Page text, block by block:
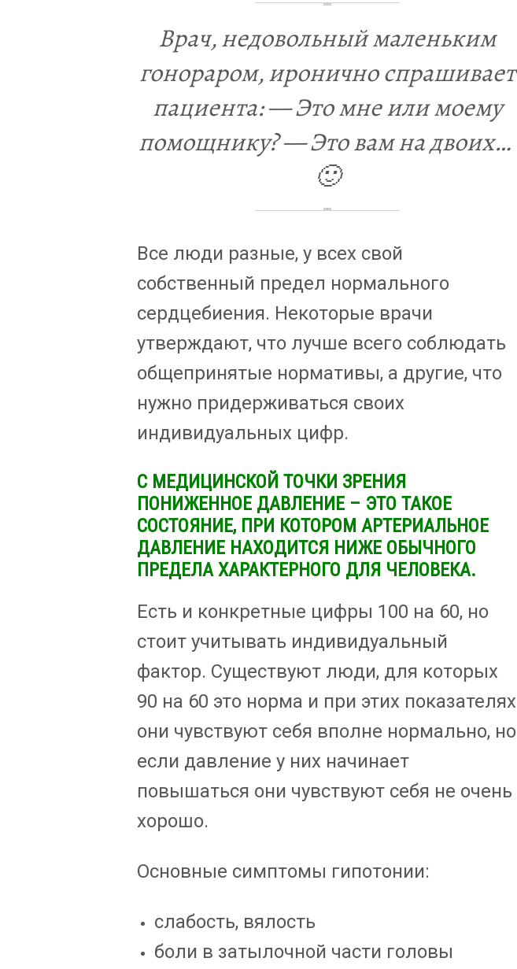
Врач, недовольный маленьким
гонораром, иронично спрашивает
пациента: — Это мне или моему
помощнику? — Это вам на двоих…
🙂
Все люди разные, у всех свой
собственный предел нормального
сердцебиения. Некоторые врачи
утверждают, что лучше всего соблюдать
общепринятые нормативы, а другие, что
нужно придерживаться своих
индивидуальных цифр.
С МЕДИЦИНСКОЙ ТОЧКИ ЗРЕНИЯ
ПОНИЖЕННОЕ ДАВЛЕНИЕ – ЭТО ТАКОЕ
СОСТОЯНИЕ, ПРИ КОТОРОМ АРТЕРИАЛЬНОЕ
ДАВЛЕНИЕ НАХОДИТСЯ НИЖЕ ОБЫЧНОГО
ПРЕДЕЛА ХАРАКТЕРНОГО ДЛЯ ЧЕЛОВЕКА.
Есть и конкретные цифры 100 на 60, но
стоит учитывать индивидуальный
фактор. Существуют люди, для которых
90 на 60 это норма и при этих показателях
они чувствуют себя вполне нормально, но
если давление у них начинает
повышаться они чувствуют себя не очень
хорошо.
Основные симптомы гипотонии:
слабость, вялость
боли в затылочной части головы